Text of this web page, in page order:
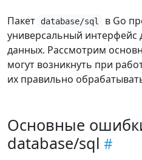
Пакет database/sql
в Go
универсальный интерфейс
данных. Рассмотрим
могут возникнуть при
их правильно
Основные
database/sql